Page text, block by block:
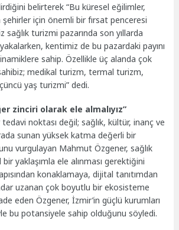
belirterek “Bu küresel eğilimler,
için önemli bir fırsat penceresi
sağlık turizmi pazarında son yıllarda
kentimiz de bu pazardaki payını
sahip. Özellikle üç alanda çok
medikal turizm, termal turizm,
yaş turizmi” dedi.
zinciri olarak ele almalıyız”
tedavi noktası değil; sağlık, kültür, inanç ve
sunan yüksek katma değerli bir
vurgulayan Mahmut Özgener, sağlık
yaklaşımla ele alınması gerektiğini
konaklamaya, dijital tanıtımdan
uzanan çok boyutlu bir ekosisteme
eden Özgener, İzmir’in güçlü kurumları
bu potansiyele sahip olduğunu söyledi.